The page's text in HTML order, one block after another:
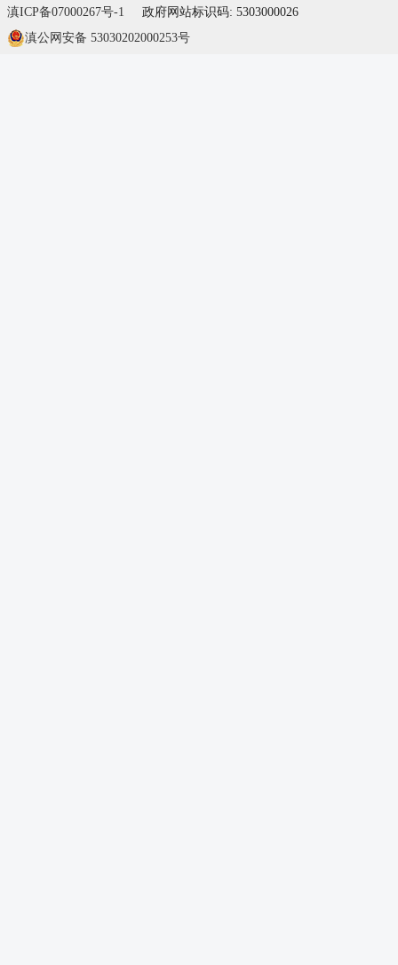
滇ICP备07000267号-1
政府网站标识码: 5303000026
滇公网安备 53030202000253号